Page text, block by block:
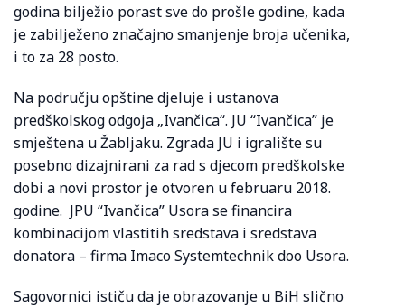
godina bilježio porast sve do prošle godine, kada
je zabilježeno značajno smanjenje broja učenika,
i to za 28 posto.
Na području opštine djeluje i ustanova
predškolskog odgoja „Ivančica“. JU “Ivančica” je
smještena u Žabljaku. Zgrada JU i igralište su
posebno dizajnirani za rad s djecom predškolske
dobi a novi prostor je otvoren u februaru 2018.
godine. JPU “Ivančica” Usora se financira
kombinacijom vlastitih sredstava i sredstava
donatora – firma Imaco Systemtechnik doo Usora.
Sagovornici ističu da je obrazovanje u BiH slično